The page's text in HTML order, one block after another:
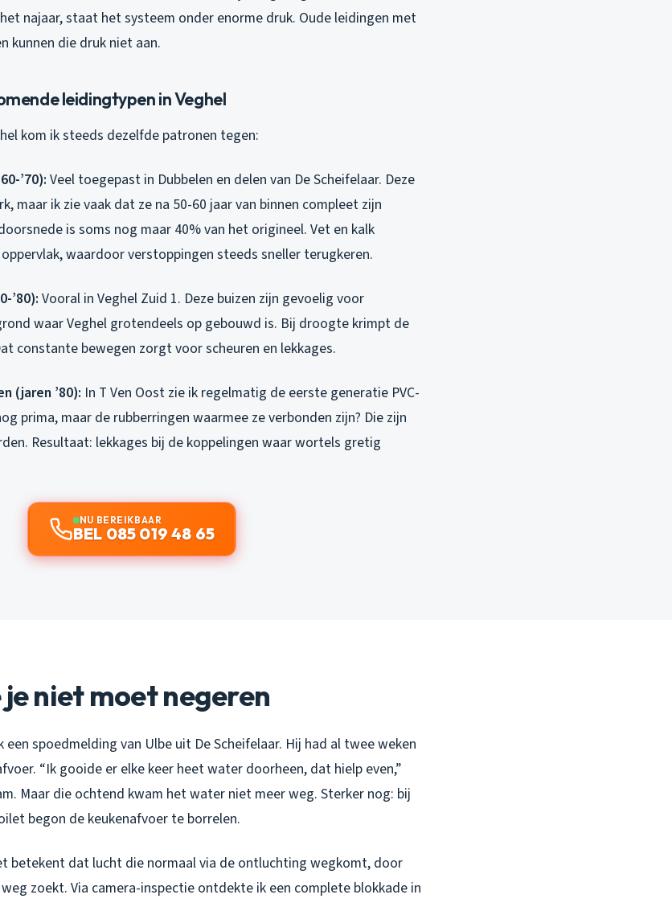
najaar, staat het systeem onder enorme druk. Oude leidingen met
kunnen die druk niet aan.
leidingtypen in Veghel
kom ik steeds dezelfde patronen tegen:
’70):Veel toegepast in Dubbelen en delen van De Scheifelaar. Deze
maar ik zie vaak dat ze na 50-60 jaar van binnen compleet zijn
is soms nog maar 40% van het origineel. Vet en kalk
waardoor verstoppingen steeds sneller terugkeren.
’80):Vooral in Veghel Zuid 1. Deze buizen zijn gevoelig voor
waar Veghel grotendeels op gebouwd is. Bij droogte krimpt de
constante bewegen zorgt voor scheuren en lekkages.
(jaren ’80): In T Ven Oost zie ik regelmatig de eerste generatie PVC-
prima, maar de rubberringen waarmee ze verbonden zijn? Die zijn
Resultaat: lekkages bij de koppelingen waar wortels gretig
NU BEREIKBAAR
BEL 085 019 48 65
niet moet negeren
spoedmelding van Ulbe uit De Scheifelaar. Hij had al twee weken
“Ik gooide er elke keer heet water doorheen, dat hielp even,”
Maar die ochtend kwam het water niet meer weg. Sterker nog: bij
begon de keukenafvoer te borrelen.
betekent dat lucht die normaal via de ontluchting wegkomt, door
zoekt. Via camera-inspectie ontdekte ik een complete blokkade in